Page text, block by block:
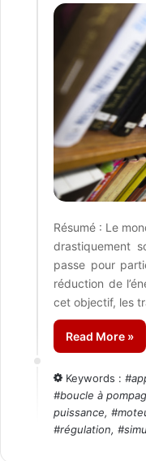
Résumé : Le
drastiquement
passe pour
réduction de
cet objectif, les
Read More »
Keywords : #
#boucle à
puissance, #
#régulation, #